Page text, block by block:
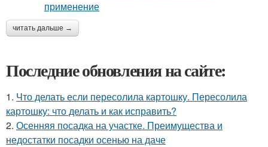
читать дальше →
Последние обновления на сайте:
1. Что делать если пересолила картошку. Пересолила
картошку: что делать и как исправить?
2. Осенняя посадка на участке. Преимущества и
недостатки посадки осенью на даче